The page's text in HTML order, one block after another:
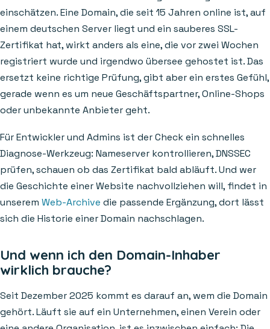
einschätzen. Eine Domain, die seit 15 Jahren online ist, auf
einem deutschen Server liegt und ein sauberes SSL-
Zertifikat hat, wirkt anders als eine, die vor zwei Wochen
registriert wurde und irgendwo übersee gehostet ist. Das
ersetzt keine richtige Prüfung, gibt aber ein erstes Gefühl,
gerade wenn es um neue Geschäftspartner, Online-Shops
oder unbekannte Anbieter geht.
Für Entwickler und Admins ist der Check ein schnelles
Diagnose-Werkzeug: Nameserver kontrollieren, DNSSEC
prüfen, schauen ob das Zertifikat bald abläuft. Und wer
die Geschichte einer Website nachvollziehen will, findet in
unserem Web-Archive die passende Ergänzung, dort lässt
sich die Historie einer Domain nachschlagen.
Und wenn ich den Domain-Inhaber
wirklich brauche?
Seit Dezember 2025 kommt es darauf an, wem die Domain
gehört. Läuft sie auf ein Unternehmen, einen Verein oder